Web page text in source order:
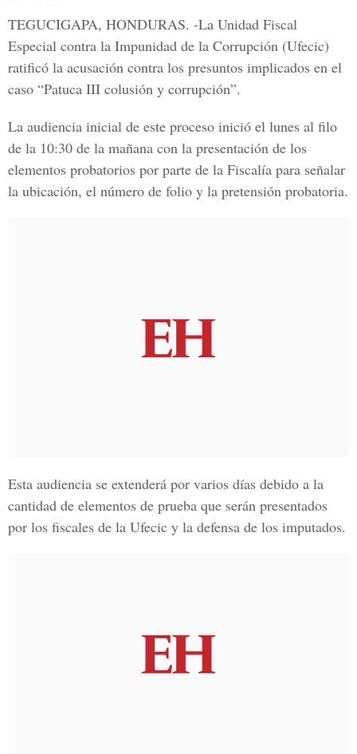
TEGUCIGAPA, HONDURAS. -La Unidad Fiscal
Especial contra la Impunidad de la Corrupción (Ufecic)
ratificó la acusación contra los presuntos implicados en el
caso “Patuca III colusión y corrupción”.
La audiencia inicial de este proceso inició el lunes al filo
de la 10:30 de la mañana con la presentación de los
elementos probatorios por parte de la Fiscalía para señalar
la ubicación, el número de folio y la pretensión probatoria.
Esta audiencia se extenderá por varios días debido a la
cantidad de elementos de prueba que serán presentados
por los fiscales de la Ufecic y la defensa de los imputados.